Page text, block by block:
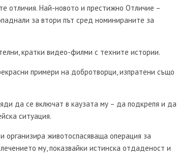
отличия. Най-новото и престижно Отличие –
за втори път сред номинираните за
кратки видео-филми с техните истории.
примери на добротворци, изпратени също
да се включат в каузата му – да подкрепя и да
ситуация.
животоспасяваща операция за
му, показвайки истинска отдаденост и